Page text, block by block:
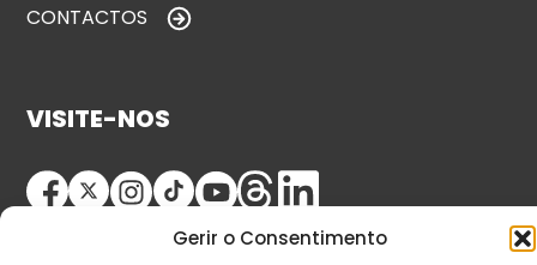
Gerir o Consentimento
CONTACTOS
VISITE-NOS